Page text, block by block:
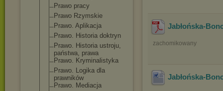
Prawo pracy
Prawo Rzymskie
Prawo. Aplikacja
Prawo. Historia doktryn
Prawo. Historia ustroju,
państwa, prawa
Prawo. Kryminalistyka
Prawo. Logika dla
prawników
Prawo. Mediacja
Jabłońska-
zachomikowany
Jabłońska-